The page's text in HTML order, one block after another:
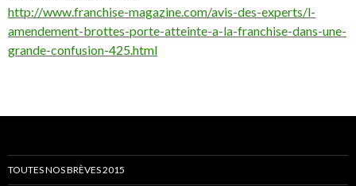
http://www.franchise-magazine.com/avis-des-experts/l-
amendement-brottes-porte-atteinte-a-la-franchise-dans-une-
grande-confusion-425.html
TOUTES NOS BRÈVES 2015